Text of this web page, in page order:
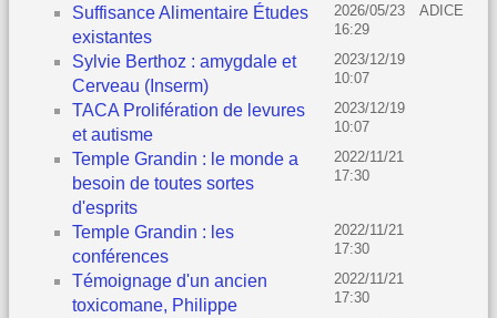
Suffisance Alimentaire Études
existantes
2026/05/23
16:29
ADICE
Sylvie Berthoz : amygdale et
Cerveau (Inserm)
2023/12/19
10:07
TACA Prolifération de levures
et autisme
2023/12/19
10:07
Temple Grandin : le monde a
besoin de toutes sortes
d'esprits
2022/11/21
17:30
Temple Grandin : les
conférences
2022/11/21
17:30
Témoignage d'un ancien
toxicomane, Philippe
2022/11/21
17:30